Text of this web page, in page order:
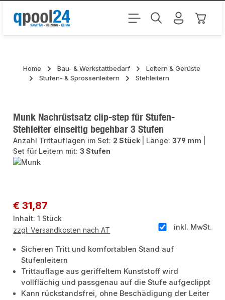
Zum Hauptinhalt springen
Home Bau- & Werkstattbedarf
Leitern & Gerüste
Stufen- & Sprossenleitern
Stehleitern
Munk Nachrüstsatz clip-step für Stufen-
Stehleiter einseitig begehbar 3 Stufen
Anzahl Trittauflagen im Set: 2 Stück Länge:379 mm
Set für Leitern mit:3 Stufen
Regulärer Preis:
€ 31,87
Inhalt:1 Stück
inkl. MwSt.
zzgl. Versandkosten nach AT
Sicheren Tritt und komfortablen Stand auf
Stufenleitern
Trittauflage aus geriffeltem Kunststoff wird
vollflächig und passgenau auf die Stufe aufgeclippt
Kann rückstandsfrei, ohne Beschädigung der Leiter